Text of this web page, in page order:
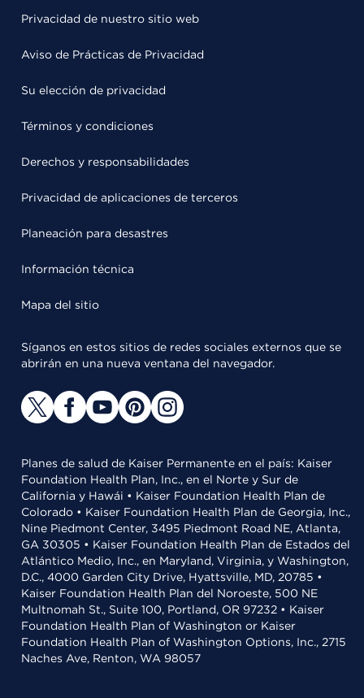
Privacidad de nuestro sitio web
Aviso de Prácticas de Privacidad
Su elección de privacidad
Términos y condiciones
Derechos y responsabilidades
Privacidad de aplicaciones de terceros
Planeación para desastres
Información técnica
Mapa del sitio
Síganos en estos sitios de redes sociales externos que se
abrirán en una nueva ventana del navegador.
Planes de salud de Kaiser Permanente en el país: Kaiser
Foundation Health Plan, Inc., en el Norte y Sur de
California y Hawái • Kaiser Foundation Health Plan de
Colorado • Kaiser Foundation Health Plan de Georgia, Inc.,
Nine Piedmont Center, 3495 Piedmont Road NE, Atlanta,
GA 30305 • Kaiser Foundation Health Plan de Estados del
Atlántico Medio, Inc., en Maryland, Virginia, y Washington,
D.C., 4000 Garden City Drive, Hyattsville, MD, 20785 •
Kaiser Foundation Health Plan del Noroeste, 500 NE
Multnomah St., Suite 100, Portland, OR 97232 • Kaiser
Foundation Health Plan of Washington or Kaiser
Foundation Health Plan of Washington Options, Inc., 2715
Naches Ave, Renton, WA 98057